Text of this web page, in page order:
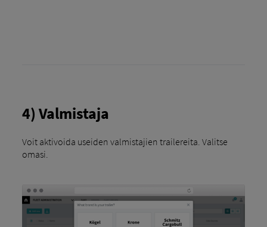
4) Valmistaja
Voit aktivoida useiden valmistajien trailereita. Valitse
omasi.